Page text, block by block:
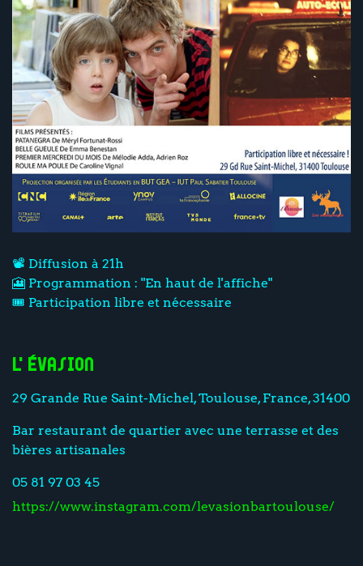
📽️ Diffusion à 21h
🎦 Programmation : "En haut de l'affiche"
🎟️ Participation libre et nécessaire
L'Évasion
29 Grande Rue Saint-Michel, Toulouse, France, 31400
Bar restaurant de quartier avec une terrasse et des
bières artisanales
05 81 97 03 45
https://www.instagram.com/levasionbartoulouse/